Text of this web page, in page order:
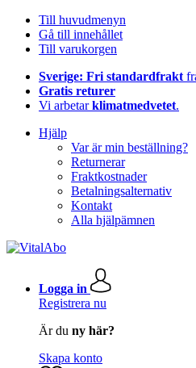
Till huvudmenyn
Gå till innehållet
Till varukorgen
Sverige: Fri standardfrakt
Gratis returer
Vi arbetarklimatmedvetet.
Hjälp
Var är min beställning?
Returnerar
Fraktkostnader
Betalningsalternativ
Kontakt
Alla hjälpämnen
Logga in
Registrera nu
Är du ny här?
Skapa konto